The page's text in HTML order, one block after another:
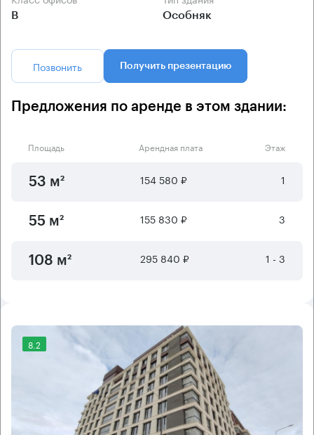
B Особняк
Позвонить Получить презентацию
Предложения по аренде в этом здании:
Площадь Арендная плата Этаж
53 м² 154 580 ₽ 1
55 м² 155 830 ₽ 3
108 м² 295 840 ₽ 1 - 3
8.2